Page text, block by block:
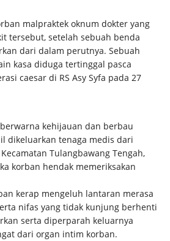
malpraktek oknum dokter yang
tersebut, setelah sebuah benda
dari dalam perutnya. Sebuah
kasa diduga tertinggal pasca
caesar di RS Asy Syfa pada 27
kehijauan dan berbau
dikeluarkan tenaga medis dari
Tulangbawang Tengah,
korban hendak memeriksakan
kerap mengeluh lantaran merasa
nifas yang tidak kunjung berhenti
serta diperparah keluarnya
dari organ intim korban.